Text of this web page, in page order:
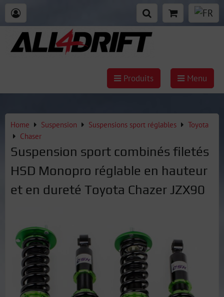
Produits Menu
Home Suspension Suspensions sport réglables
Toyota
Chaser
Suspension sport combinés filetés
HSD Monopro réglable en hauteur
et en dureté Toyota Chazer JZX90